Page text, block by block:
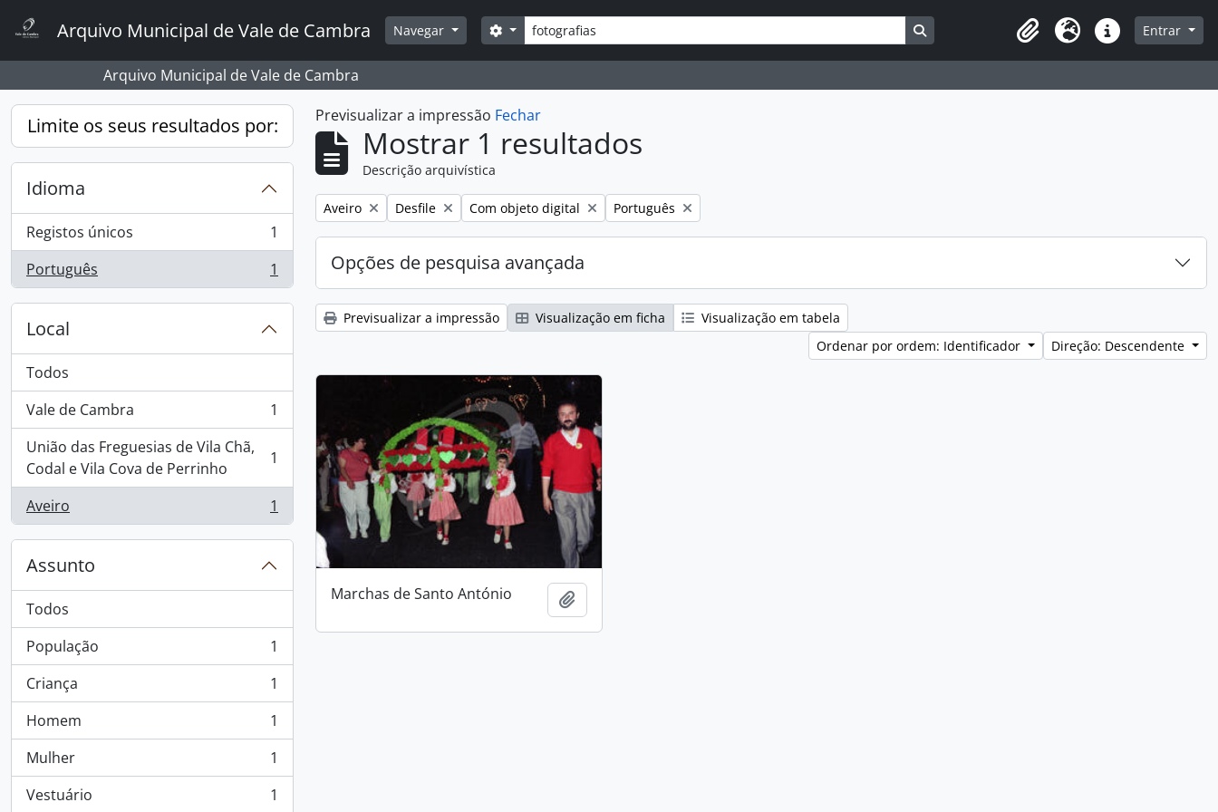
Arquivo Municipal de Vale de Cambra Navegar Pesquisar
Opções de busca Busque na página de navegação
Clipboard
Idioma Ligações rápidas
Entrar
Arquivo Municipal de Vale de Cambra
Limite os seus resultados por:
Idioma
Registos únicos
, 1 resultados
1
Português
, 1 resultados 1
Local
Todos
Vale de Cambra
, 1 resultados
1
União das Freguesias de Vila Chã,
Codal e Vila Cova de Perrinho
, 1 resultados 1
Aveiro
, 1 resultados 1
Assunto
Todos
População
, 1 resultados
1
Criança
, 1 resultados
1
Homem
, 1 resultados
1
Mulher
, 1 resultados
1
Vestuário
, 1 resultados 1
Previsualizar a impressão Fechar
Mostrar 1 resultados
Descrição arquivística
Remover filtro:
Aveiro Remover filtro:
Desfile Remover filtro:
Com objeto digital Remover filtro:
Português
Opções de pesquisa avançada
Previsualizar a impressão Visualização em ficha
Visualização em tabela
Ordenar por ordem: Identificador
Direção: Descendente
Marchas de Santo António